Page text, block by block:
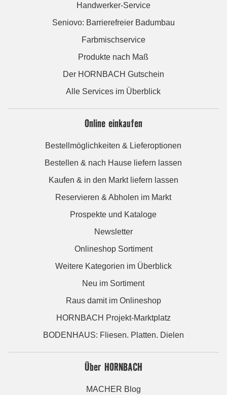
Handwerker-Service
Seniovo: Barrierefreier Badumbau
Farbmischservice
Produkte nach Maß
Der HORNBACH Gutschein
Alle Services im Überblick
Online einkaufen
Bestellmöglichkeiten & Lieferoptionen
Bestellen & nach Hause liefern lassen
Kaufen & in den Markt liefern lassen
Reservieren & Abholen im Markt
Prospekte und Kataloge
Newsletter
Onlineshop Sortiment
Weitere Kategorien im Überblick
Neu im Sortiment
Raus damit im Onlineshop
HORNBACH Projekt-Marktplatz
BODENHAUS: Fliesen. Platten. Dielen
Über HORNBACH
MACHER Blog